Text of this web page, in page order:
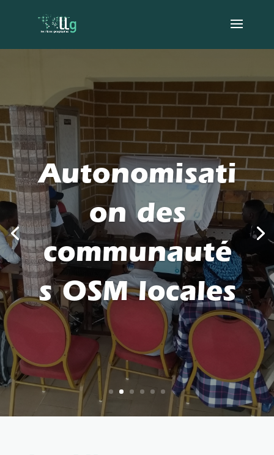
Autonomisati
on des
communauté
s OSM locales